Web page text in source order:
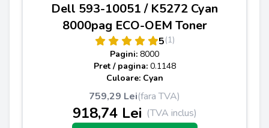
Dell 593-10051 / K5272 Cyan
8000pag ECO-OEM Toner
5(1)
Pagini: 8000
Pret / pagina: 0.1148
Culoare: Cyan
759,29 Lei(fara TVA)
918,74 Lei (TVA inclus)